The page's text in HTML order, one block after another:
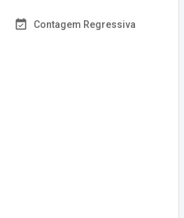
Contagem Regressiva